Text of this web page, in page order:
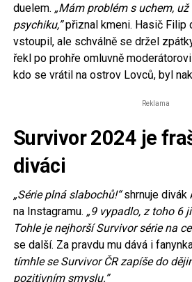
duelem. „Mám problém s uchem,
psychiku,”přiznal kmeni. Hasič Filip
vstoupil, ale schválně se držel
řekl po prohře omluvně
kdo se vrátil na ostrov Lovců, byl
Reklama
Survivor 2024 je
diváci
„Série plná slabochů!“shrnuje divák
na Instagramu. „9 vypadlo, z toho 6
Tohle je nejhorší Survivor série na
se další. Za pravdu mu dává i
tímhle se Survivor ČR zapíše do
pozitivním smyslu.”